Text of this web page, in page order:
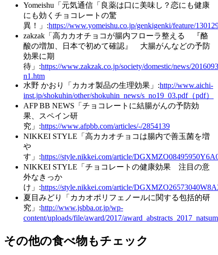
Yomeishu「元気通信「良薬は口に美味し？恋にも健康
にも効くチョコレートの驚
異！」:https://www.yomeishu.co.jp/genkigenki/feature/
zakzak「高カカオチョコが腸内フローラ整える 『酪
酸の増加、日本で初めて確認』 大腸がんなどの予防
効果に期
待」:https://www.zakzak.co.jp/society/domestic/news/
n1.htm
水野 かおり「カカオ製品の生理効果」:http://www.aichi-
inst.jp/shokuhin/other/shokuhin_news/s_no19_03.pdf（pdf）
AFP BB NEWS「チョコレートに結腸がんの予防効
果、スペイン研
究」:https://www.afpbb.com/articles/-/2854139
NIKKEI STYLE「高カカオチョコは腸内で善玉菌を増
や
す」:https://style.nikkei.com/article/
NIKKEI STYLE「チョコレートの健康効果 注目の意
外なきっか
け」:https://style.nikkei.com/article/
夏目みどり「カカオポリフェノールに関する包括的研
究」:http://www.jsbba.or.jp/wp-
content/uploads/file/award/2017/
その他の食べ物もチェック